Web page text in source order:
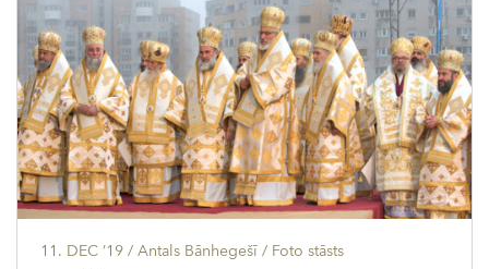
11. DEC ’19 / Antals Bānhegešī / Foto stāsts